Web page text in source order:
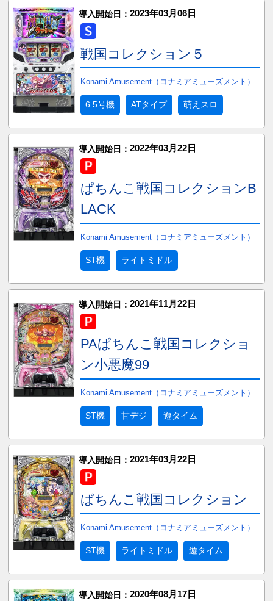
導入開始日： 2023年03月06日
戦国コレクション５
Konami Amusement（コナミアミューズメント）
6.5号機 ATタイプ 萌えスロ
導入開始日： 2022年03月22日
ぱちんこ戦国コレクションB
LACK
Konami Amusement（コナミアミューズメント）
ST機 ライトミドル
導入開始日： 2021年11月22日
PAぱちんこ戦国コレクショ
ン小悪魔99
Konami Amusement（コナミアミューズメント）
ST機 甘デジ 遊タイム
導入開始日： 2021年03月22日
ぱちんこ戦国コレクション
Konami Amusement（コナミアミューズメント）
ST機 ライトミドル 遊タイム
導入開始日： 2020年08月17日